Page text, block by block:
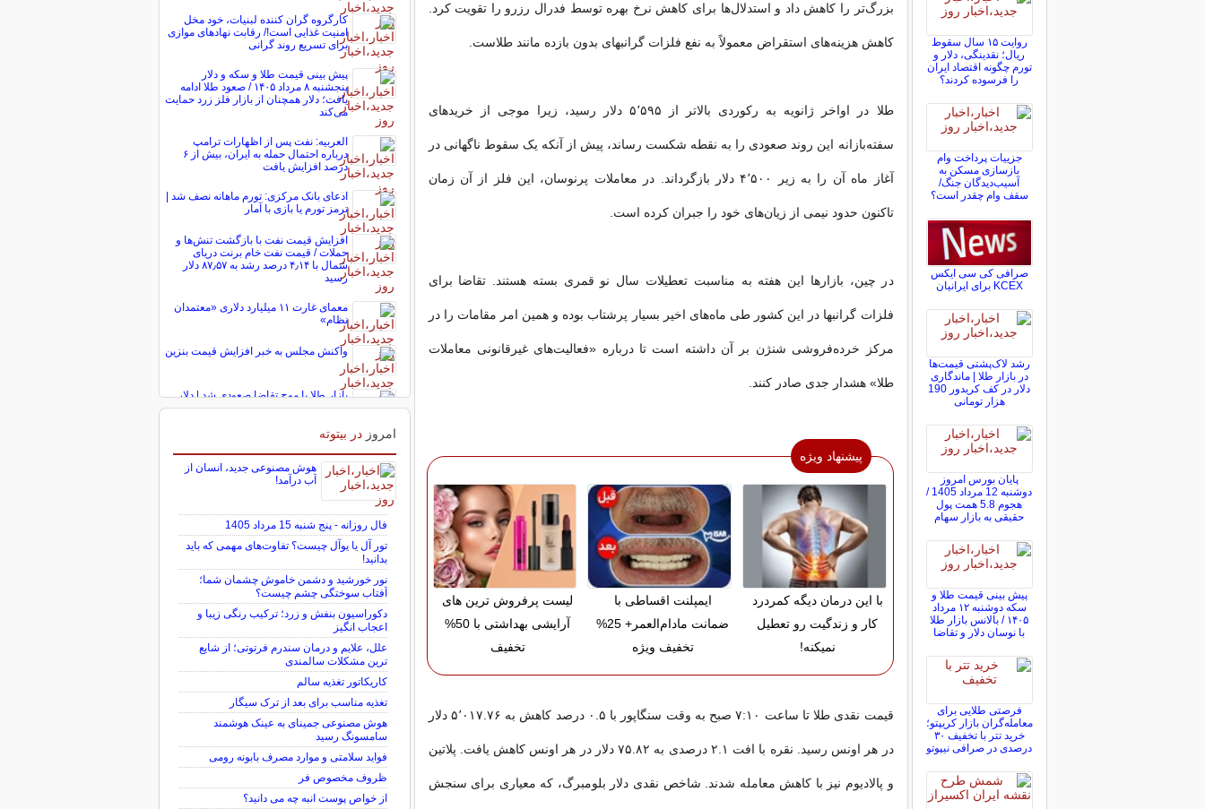
بزرگ‌تر را کاهش داد و استدلال‌ها برای کاهش نرخ بهره توسط فدرال رزرو را تقویت کرد.
کاهش هزینه‌های استقراض معمولاً به نفع فلزات گرانبهای بدون بازده مانند طلاست.
طلا در اواخر ژانویه به رکوردی بالاتر از ۵٬۵۹۵ دلار رسید، زیرا موجی از خریدهای
سفته‌بازانه این روند صعودی را به نقطه شکست رساند، پیش از آنکه یک سقوط ناگهانی در
آغاز ماه آن را به زیر ۴٬۵۰۰ دلار بازگرداند. در معاملات پرنوسان، این فلز از آن زمان
تاکنون حدود نیمی از زیان‌های خود را جبران کرده است.
در چین، بازارها این هفته به مناسبت تعطیلات سال نو قمری بسته هستند. تقاضا برای
فلزات گرانبها در این کشور طی ماه‌های اخیر بسیار پرشتاب بوده و همین امر مقامات را در
مرکز خرده‌فروشی شنژن بر آن داشته است تا درباره «فعالیت‌های غیرقانونی معاملات
طلا» هشدار جدی صادر کنند.
پیشنهاد ویژه
با این درمان دیگه کمردرد
کار و زندگیت رو تعطیل
نمیکنه!
ایمپلنت اقساطی با
ضمانت مادام‌العمر+ 25%
تخفیف ویژه
لیست پرفروش ترین های
آرایشی بهداشتی با 50%
تخفیف
قیمت نقدی طلا تا ساعت ۷:۱۰ صبح به وقت سنگاپور با ۰.۵ درصد کاهش به ۵٬۰۱۷.۷۶ دلار
در هر اونس رسید. نقره با افت ۲.۱ درصدی به ۷۵.۸۲ دلار در هر اونس کاهش یافت. پلاتین
و پالادیوم نیز با کاهش معامله شدند. شاخص نقدی دلار بلومبرگ، که معیاری برای سنجش
روایت ۱۵ سال سقوط
ریال؛ نقدینگی، دلار و
تورم چگونه اقتصاد ایران
را فرسوده کردند؟
جزییات پرداخت وام
بازسازی مسکن به
آسیب‌دیدگان جنگ/
سقف وام چقدر است؟
صرافی کی سی ایکس
KCEX برای ایرانیان
رشد لاک‌پشتی قیمت‌ها
در بازار طلا | ماندگاری
دلار در کف کریدور 190
هزار تومانی
پایان بورس امروز
دوشنبه 12 مرداد 1405 /
هجوم 5.8 همت پول
حقیقی به بازار سهام
پیش ‌بینی قیمت طلا و
سکه دوشنبه ۱۲ مرداد
۱۴۰۵ / بالانس بازار طلا
با نوسان دلار و تقاضا
فرصتی طلایی برای
معامله‌گران بازار کریپتو؛
خرید تتر با تخفیف ۳۰
درصدی در صرافی نیپوتو
کارگروه گران کننده لبنیات، خود مخل
امنیت غذایی است!/ رقابت نهاد‌های موازی
برای تسریع روند گرانی
پیش ‌بینی قیمت طلا و سکه و دلار
پنجشنبه ۸ مرداد ۱۴۰۵ / صعود طلا ادامه
یافت؛ دلار همچنان از بازار فلز زرد حمایت
می‌کند
العربیه: نفت پس از اظهارات ترامپ
درباره احتمال حمله به ایران، بیش از ۶
درصد افزایش یافت
ادعای بانک مرکزی: تورم ماهانه نصف شد |
ترمز تورم یا بازی با آمار
افزایش قیمت نفت با بازگشت تنش‌ها و
حملات / قیمت نفت خام برنت دریای
شمال با ۴٫۱۴ درصد رشد به ۸۷٫۵۷ دلار
رسید
معمای غارت ۱۱ میلیارد دلاری «معتمدان
نظام»
واکنش مجلس به خبر افزایش قیمت بنزین
بازار طلا با موج تقاضا صعودی شد | دلار
برای بازگشت به کریدور 190 هزار تومانی
امروز در بیتوته
هوش مصنوعی جدید، انسان از
آب درآمد!
فال روزانه - پنج شنبه 15 مرداد 1405
تور آل یا یوآل چیست؟ تفاوت‌های مهمی که باید
بدانید!
نور خورشید و دشمن خاموش چشمان شما؛
آفتاب سوختگی چشم چیست؟
دکوراسیون بنفش و زرد؛ ترکیب رنگی زیبا و
اعجاب انگیز
علل، علایم و درمان سندرم فرتوتی؛ از شایع
ترین مشکلات سالمندی
کاریکاتور تغذیه سالم
تغذیه مناسب برای بعد از ترک سیگار
هوش مصنوعی جمینای به عینک هوشمند
سامسونگ رسید
فواید سلامتی و موارد مصرف بابونه رومی
ظروف مخصوص فر
از خواص پوست انبه چه می دانید؟